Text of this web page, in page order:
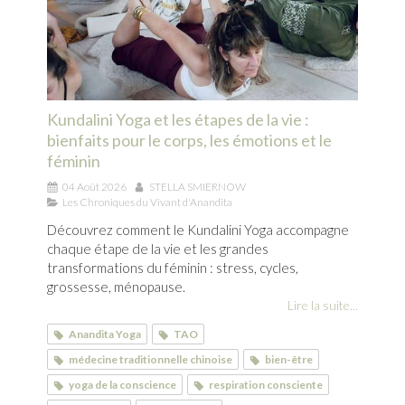
Kundalini Yoga et les étapes de la vie :
bienfaits pour le corps, les émotions et le
féminin
04 Août 2026
STELLA SMIERNOW
Les Chroniques du Vivant d'Anandita
Découvrez comment le Kundalini Yoga accompagne
chaque étape de la vie et les grandes
transformations du féminin : stress, cycles,
grossesse, ménopause.
Lire la suite...
Anandita Yoga
TAO
médecine traditionnelle chinoise
bien-être
yoga de la conscience
respiration consciente